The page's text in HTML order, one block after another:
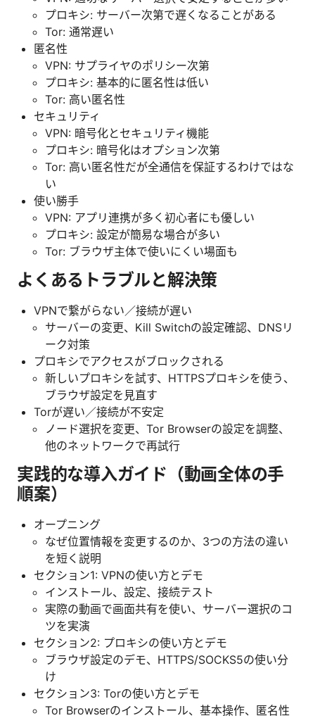
プロキシ: サーバー次第で遅くなることがある
Tor: 通常遅い
匿名性
VPN: サプライヤのポリシー次第
プロキシ: 基本的に匿名性は低い
Tor: 高い匿名性
セキュリティ
VPN: 暗号化とセキュリティ機能
プロキシ: 暗号化はオプション次第
Tor: 高い匿名性だが全通信を保証するわけではな
い
使い勝手
VPN: アプリ連携が多く初心者にも優しい
プロキシ: 設定が簡易な場合が多い
Tor: ブラウザ主体で使いにくい場面も
よくあるトラブルと解決策
VPNで繋がらない／接続が遅い
サーバーの変更、Kill Switchの設定確認、DNSリ
ーク対策
プロキシでアクセスがブロックされる
新しいプロキシを試す、HTTPSプロキシを使う、
ブラウザ設定を見直す
Torが遅い／接続が不安定
ノード選択を変更、Tor Browserの設定を調整、
他のネットワークで再試行
実践的な導入ガイド（動画全体の手
順案）
オープニング
なぜ位置情報を変更するのか、3つの方法の違い
を短く説明
セクション1: VPNの使い方とデモ
インストール、設定、接続テスト
実際の動画で画面共有を使い、サーバー選択のコ
ツを実演
セクション2: プロキシの使い方とデモ
ブラウザ設定のデモ、HTTPS/SOCKS5の使い分
け
セクション3: Torの使い方とデモ
Tor Browserのインストール、基本操作、匿名性